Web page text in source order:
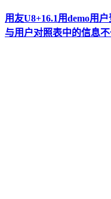
用友U8+16.1用demo用
与用户对照表中的信息